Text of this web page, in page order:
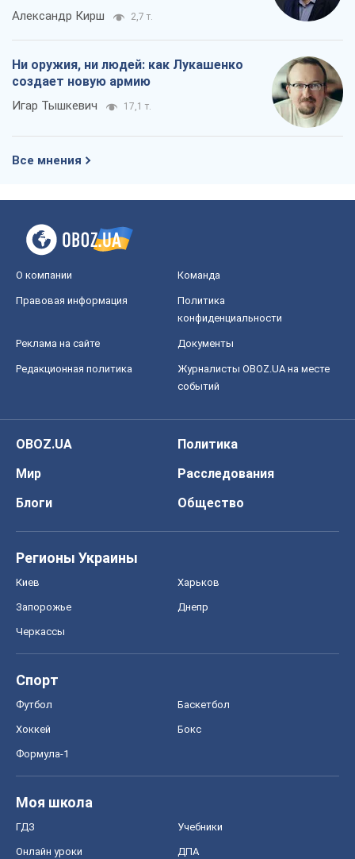
Александр Кирш 2,7 т.
Ни оружия, ни людей: как Лукашенко
создает новую армию
Игар Тышкевич 17,1 т.
Все мнения
О компании Команда
Правовая информация
Политика
конфиденциальности
Реклама на сайте Документы
Редакционная политика
Журналисты OBOZ.UA на месте
событий
OBOZ.UA
Политика
Мир
Расследования
Блоги
Общество
Регионы Украины
Киев Харьков
Запорожье Днепр
Черкассы
Спорт
Футбол Баскетбол
Хоккей Бокс
Формула-1
Моя школа
ГДЗ Учебники
Онлайн уроки ДПА